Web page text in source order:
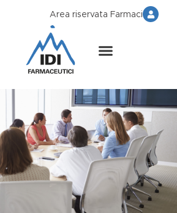
Area riservata Farmaci